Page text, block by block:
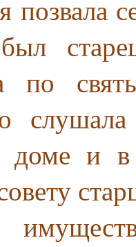
по
доме и